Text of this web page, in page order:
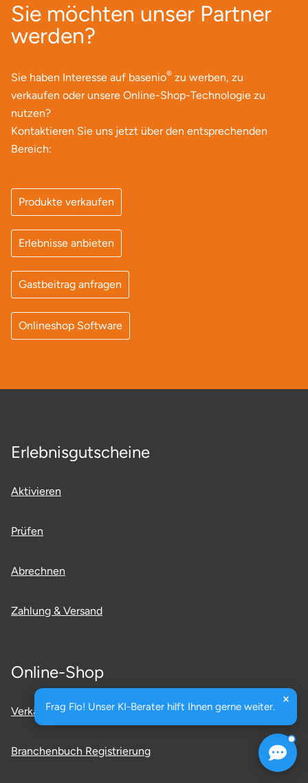
Frag Flo! Unser KI-Berater hilft Ihnen gerne weiter.
Sie möchten unser Partner
werden?
Sie haben Interesse auf basenio® zu werben, zu
verkaufen oder unsere Online-Shop-Technologie zu
nutzen?
Kontaktieren Sie uns jetzt über den entsprechenden
Bereich:
Produkte verkaufen
Erlebnisse anbieten
Gastbeitrag anfragen
Onlineshop Software
Erlebnisgutscheine
Aktivieren
Prüfen
Abrechnen
Zahlung & Versand
Online-Shop
Verkäufer Registrierung
Branchenbuch Registrierung